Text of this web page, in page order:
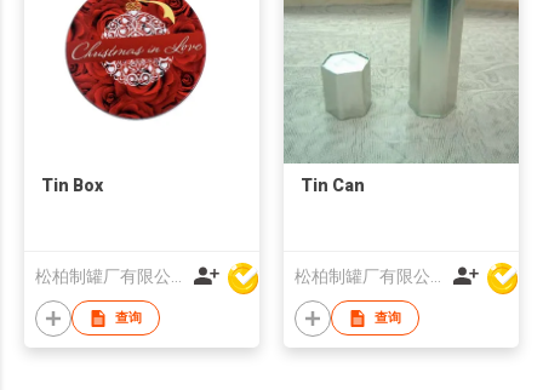
Tin Box
查询
Tin Can
查询